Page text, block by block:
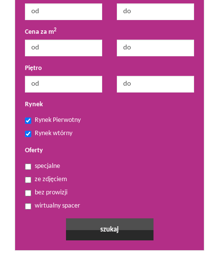
Cena za m2
Piętro
Rynek
Rynek Pierwotny
Rynek wtórny
Oferty
specjalne
ze zdjęciem
bez prowizji
wirtualny spacer